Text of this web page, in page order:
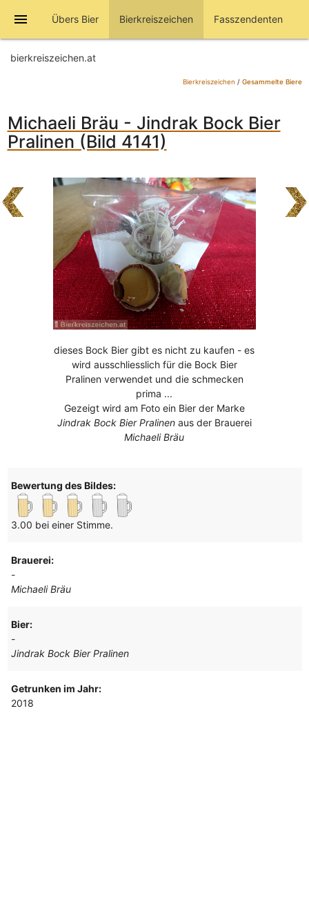
menu Übers Bier Bierkreiszeichen Fasszendenten
bierkreiszeichen.at
Bierkreiszeichen / Gesammelte Biere
Michaeli Bräu - Jindrak Bock Bier
Pralinen (Bild 4141)
dieses Bock Bier gibt es nicht zu kaufen - es
wird ausschliesslich für die Bock Bier
Pralinen verwendet und die schmecken
prima ...
Gezeigt wird am Foto ein Bier der Marke
Jindrak Bock Bier Pralinenaus der Brauerei
Michaeli Bräu
Bewertung des Bildes:
3.00 bei einer Stimme.
Brauerei:
-
Michaeli Bräu
Bier:
-
Jindrak Bock Bier Pralinen
Getrunken im Jahr:
2018